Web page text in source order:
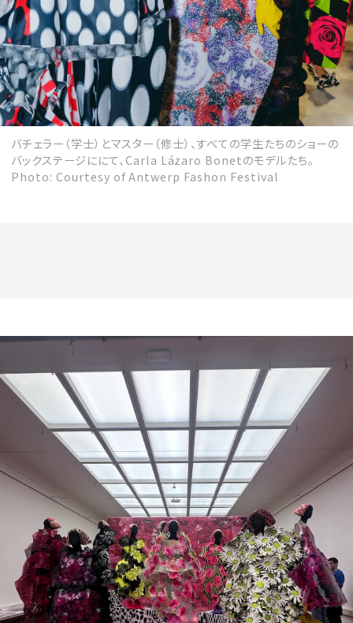
バチェラー（学士）とマスター（修士）、すべての学生たちのショーの
バックステージににて、Carla Lázaro Bonetのモデルたち。
Photo: Courtesy of Antwerp Fashon Festival